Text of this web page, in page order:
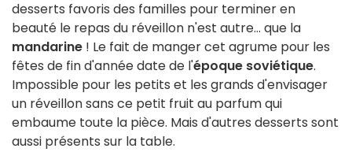
desserts favoris des familles pour terminer en
beauté le repas du réveillon n'est autre... que la
mandarine ! Le fait de manger cet agrume pour les
fêtes de fin d'année date de l'époque soviétique.
Impossible pour les petits et les grands d'envisager
un réveillon sans ce petit fruit au parfum qui
embaume toute la pièce. Mais d'autres desserts sont
aussi présents sur la table.